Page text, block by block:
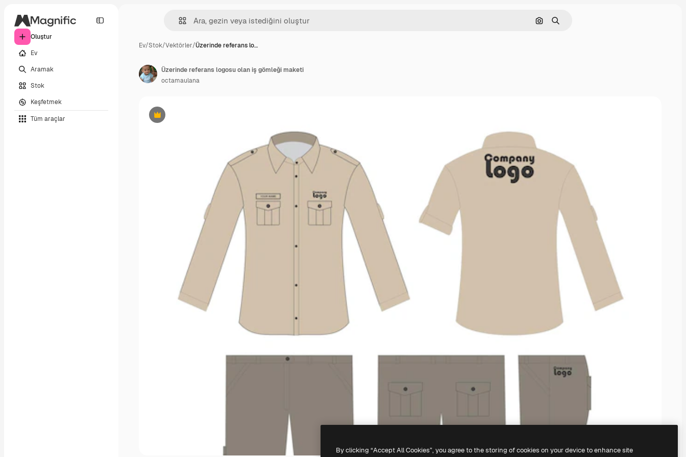
Oluştur
Ev
Aramak
Stok
Keşfetmek
Tüm araçlar
Görüntüyle ara
Aramak
Ev/Stok/Vektörler/Üzerinde referans lo…
Premium
Üzerinde referans logosu olan iş gömleği maketi
octamaulana
By clicking “Accept All Cookies”, you agree to the storing of cookies on your device to enhance site